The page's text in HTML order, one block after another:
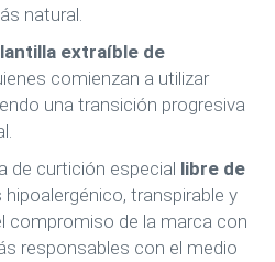
natural.
extraíble de
comienzan a utilizar
una transición progresiva
de curtición especial libre de
transpirable y
compromiso de la marca con
responsables con el medio